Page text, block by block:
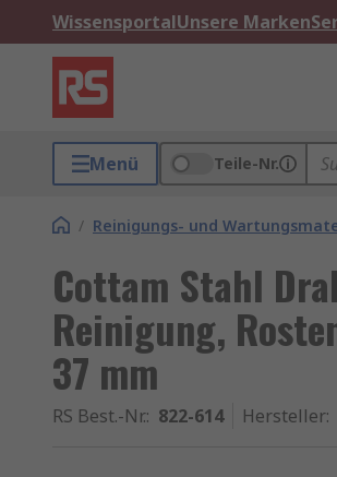
WissensportalUnsere Marken
Menü Teile-Nr.
/ Reinigungs- und
Cottam Stahl
Reinigung,
37 mm
RS Best.-Nr.: 822-614 Hersteller: